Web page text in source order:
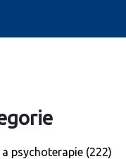
psychoterapie (222)